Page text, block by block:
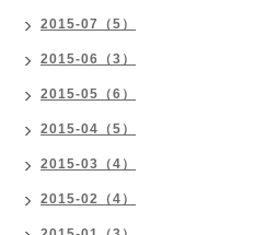
2015-07（5）
2015-06（3）
2015-05（6）
2015-04（5）
2015-03（4）
2015-02（4）